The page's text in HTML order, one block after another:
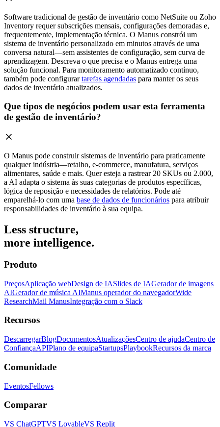
Software tradicional de gestão de inventário como NetSuite ou Zoho
Inventory requer subscrições mensais, configurações demoradas e,
frequentemente, implementação técnica. O Manus constrói um
sistema de inventário personalizado em minutos através de uma
conversa natural—sem assistentes de configuração, sem curva de
aprendizagem. Descreva o que precisa e o Manus entrega uma
solução funcional. Para monitoramento automatizado contínuo,
também pode configurartarefas agendadas para manter os seus
dados de inventário atualizados.
Que tipos de negócios podem usar esta ferramenta
de gestão de inventário?
O Manus pode construir sistemas de inventário para praticamente
qualquer indústria—retalho, e-commerce, manufatura, serviços
alimentares, saúde e mais. Quer esteja a rastrear 20 SKUs ou 2.000,
a AI adapta o sistema às suas categorias de produtos específicas,
lógica de reposição e necessidades de relatórios. Pode até
emparelhá-lo com uma base de dados de funcionários para atribuir
responsabilidades de inventário à sua equipa.
Less structure,
more intelligence.
Produto
PreçosAplicação webDesign de IASlides de IAGerador de imagens
AIGerador de música AIManus operador do navegadorWide
ResearchMail ManusIntegração com o Slack
Recursos
DescarregarBlogDocumentosAtualizaçõesCentro de ajudaCentro de
ConfiançaAPIPlano de equipaStartupsPlaybookRecursos da marca
Comunidade
EventosFellows
Comparar
VS ChatGPTVS LovableVS Replit